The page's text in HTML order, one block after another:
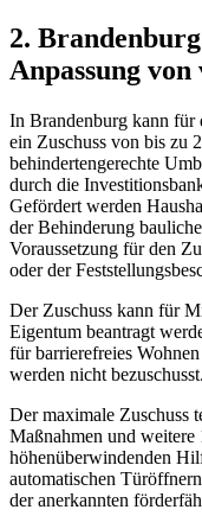
2.
Anpassung
In Brandenburg kann für
ein Zuschuss von bis zu
behindertengerechte
durch die
Gefördert werden
der Behinderung
Voraussetzung für den
oder der
Der Zuschuss kann für
Eigentum beantragt
für barrierefreies
werden nicht bezuschusst.
Der maximale Zuschuss
Maßnahmen und
höhenüberwindenden
automatischen
der anerkannten